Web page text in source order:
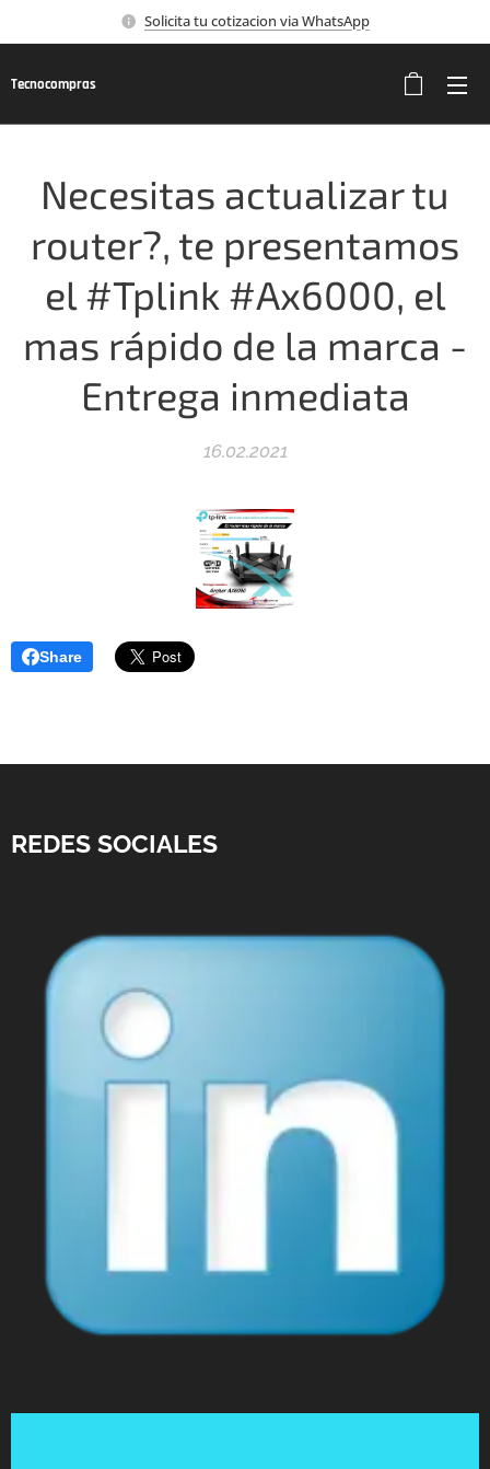
Solicita tu cotizacion via WhatsApp
Tecnocompras
Necesitas actualizar tu
router?, te presentamos
el #Tplink #Ax6000, el
mas rápido de la marca -
Entrega inmediata
16.02.2021
Share
REDES SOCIALES